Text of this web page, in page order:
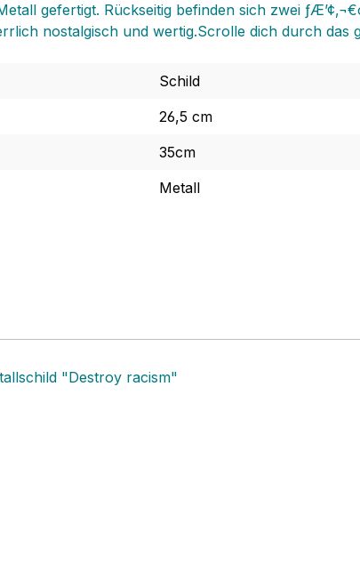
gefertigt. Rückseitig befinden sich zwei
nostalgisch und wertig.Scrolle dich durch
Schild
26,5 cm
35cm
Metall